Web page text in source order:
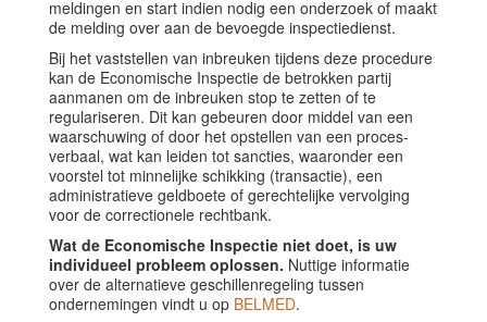
meldingen en start indien nodig een onderzoek of maakt
de melding over aan de bevoegde inspectiedienst.
Bij het vaststellen van inbreuken tijdens deze procedure
kan de Economische Inspectie de betrokken partij
aanmanen om de inbreuken stop te zetten of te
regulariseren. Dit kan gebeuren door middel van een
waarschuwing of door het opstellen van een proces-
verbaal, wat kan leiden tot sancties, waaronder een
voorstel tot minnelijke schikking (transactie), een
administratieve geldboete of gerechtelijke vervolging
voor de correctionele rechtbank.
Wat de Economische Inspectie niet doet, is uw
individueel probleem oplossen. Nuttige informatie
over de alternatieve geschillenregeling tussen
ondernemingen vindt u op BELMED.